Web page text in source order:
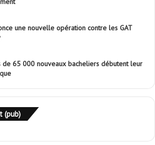
une nouvelle opération contre les GAT
de 65 000 nouveaux bacheliers débutent leur
(pub)